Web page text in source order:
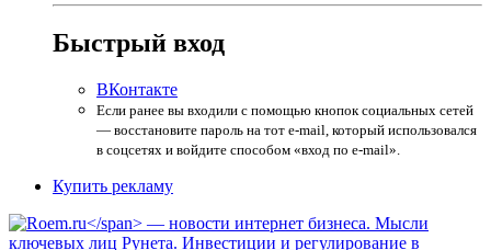
Быстрый вход
ВКонтакте
Если ранее вы входили с помощью кнопок социальных сетей
— восстановите пароль на тот e-mail, который использовался
в соцсетях и войдите способом «вход по e-mail».
Купить рекламу